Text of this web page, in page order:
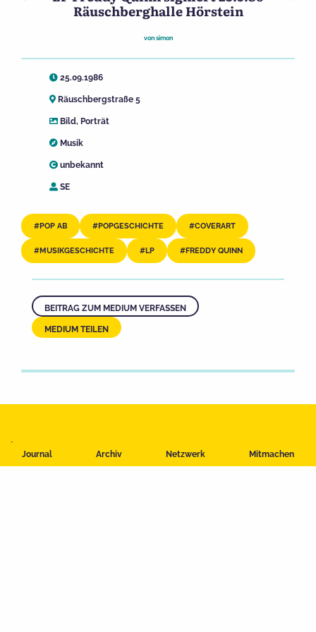
Journal Archiv Netzwerk Mitmachen
Räuschberghalle Hörstein
von simon
25.09.1986
Räuschbergstraße 5
Bild, Porträt
Musik
unbekannt
SE
POP AB POPGESCHICHTE COVERART
MUSIKGESCHICHTE LP FREDDY QUINN
BEITRAG ZUM MEDIUM VERFASSEN
MEDIUM TEILEN
Impressum
Datenschutzerklärung